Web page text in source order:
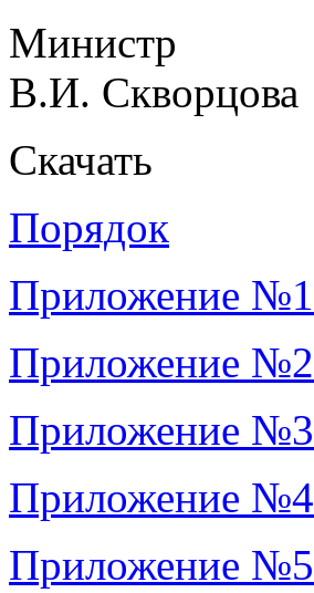
Министр
В.И. Скворцова
Скачать
Порядок
Приложение №1
Приложение №2
Приложение №3
Приложение №4
Приложение №5